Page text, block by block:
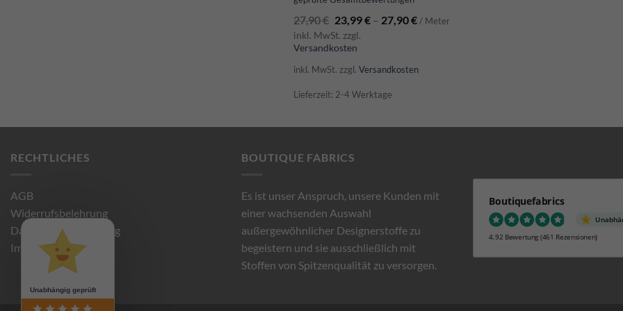
von 5
27,90€ 23,99€ – 27,90€ / Meter
inkl. MwSt. zzgl.
Versandkosten
inkl. MwSt. zzgl.Versandkosten
Lieferzeit: 2-4 Werktage
RECHTLICHES
AGB
Widerrufsbelehrung
Datenschutzbelehrung
Impressum
BOUTIQUE FABRICS
Es ist unser Anspruch, unsere Kunden mit
einer wachsenden Auswahl
außergewöhnlicher Designerstoffe zu
begeistern und sie ausschließlich mit
Stoffen von Spitzenqualität zu versorgen.
Boutiquefabrics
4.92 Bewertung (461 Rezensionen)
Unabhängig geprüft